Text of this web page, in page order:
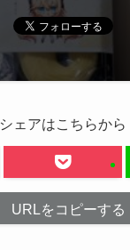
シェアはこちらから
URLをコピーする